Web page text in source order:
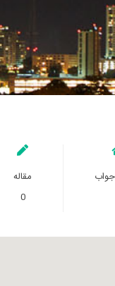
مقاله
0